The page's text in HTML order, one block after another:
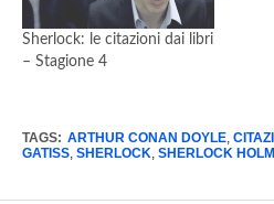
Sherlock: le citazioni dai libri
– Stagione 4
TAGS: ARTHUR CONAN DOYLE,
GATISS, SHERLOCK SHERLOCK